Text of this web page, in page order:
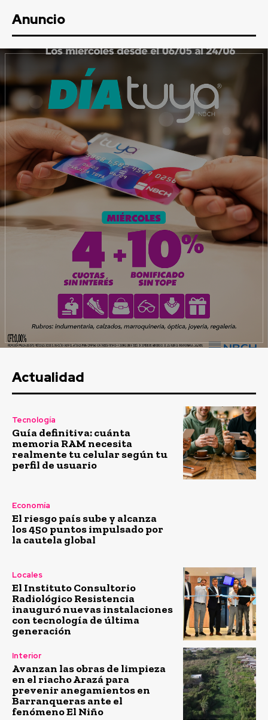
Anuncio
Actualidad
Tecnología
Guía definitiva: cuánta
memoria RAM necesita
realmente tu celular según tu
perfil de usuario
Economía
El riesgo país sube y alcanza
los 450 puntos impulsado por
la cautela global
Locales
El Instituto Consultorio
Radiológico Resistencia
inauguró nuevas instalaciones
con tecnología de última
generación
Interior
Avanzan las obras de limpieza
en el riacho Arazá para
prevenir anegamientos en
Barranqueras ante el
fenómeno El Niño